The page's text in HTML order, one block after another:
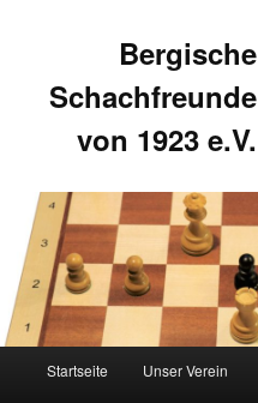
Bergische
Schachfreunde
von 1923 e.V.
Zum
Zum
Startseite Unser Verein